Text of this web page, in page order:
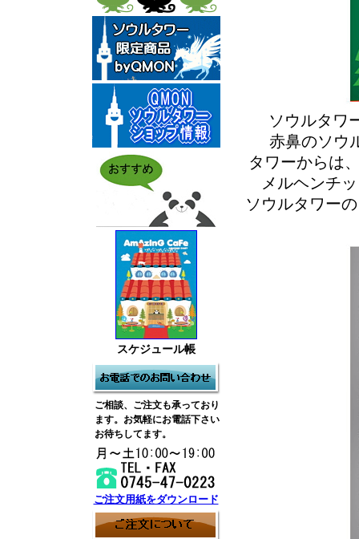
スケジュール帳
ご相談、ご注文も承っており
ます。お気軽にお電話下さい
お待ちしてます。
ご注文用紙をダウンロード
ソウルタワ
赤鼻のソウ
タワーからは
メルヘンチ
ソウルタワー